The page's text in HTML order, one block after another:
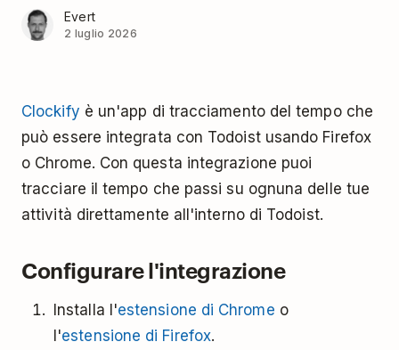
Evert
2 luglio 2026
Clockify è un'app di tracciamento del tempo che
può essere integrata con Todoist usando Firefox
o Chrome. Con questa integrazione puoi
tracciare il tempo che passi su ognuna delle tue
attività direttamente all'interno di Todoist.
Configurare l'integrazione
Installa l'estensione di Chrome o
l'estensione di Firefox.